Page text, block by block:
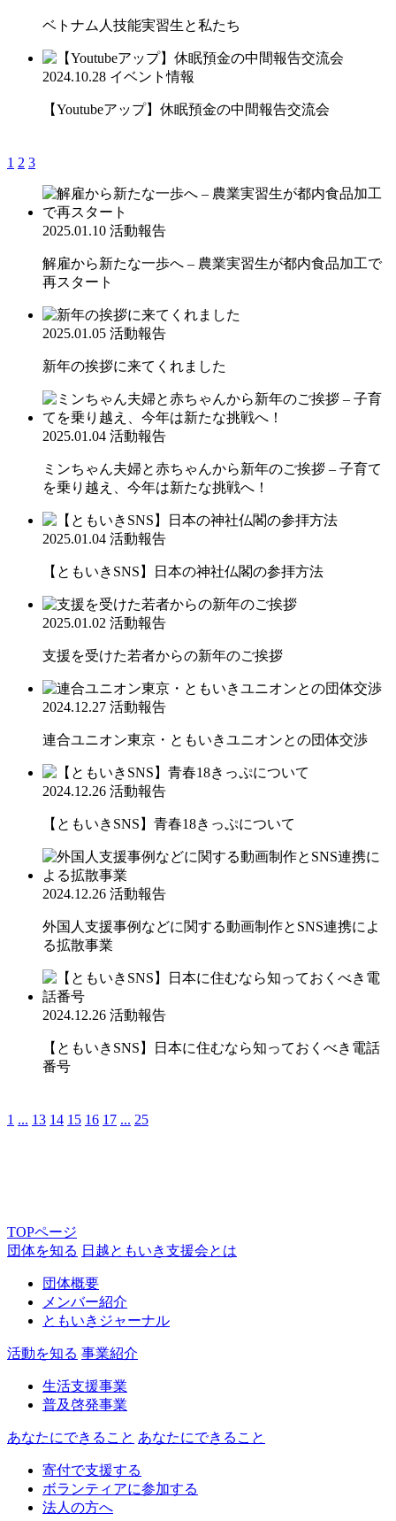
ベトナム人技能実習生と私たち
2024.10.28 イベント情報
【Youtubeアップ】休眠預金の中間報告交流会
1 2 3
2025.01.10 活動報告
解雇から新たな一歩へ – 農業実習生が都内食品加工で
再スタート
2025.01.05 活動報告
新年の挨拶に来てくれました
2025.01.04 活動報告
ミンちゃん夫婦と赤ちゃんから新年のご挨拶 – 子育て
を乗り越え、今年は新たな挑戦へ！
2025.01.04 活動報告
【ともいきSNS】日本の神社仏閣の参拝方法
2025.01.02 活動報告
支援を受けた若者からの新年のご挨拶
2024.12.27 活動報告
連合ユニオン東京・ともいきユニオンとの団体交渉
2024.12.26 活動報告
【ともいきSNS】青春18きっぷについて
2024.12.26 活動報告
外国人支援事例などに関する動画制作とSNS連携によ
る拡散事業
2024.12.26 活動報告
【ともいきSNS】日本に住むなら知っておくべき電話
番号
1 ... 13 14 15 16 17 ... 25
TOPページ
団体を知る 日越ともいき支援会とは
団体概要
メンバー紹介
ともいきジャーナル
活動を知る 事業紹介
生活支援事業
普及啓発事業
あなたにできること あなたにできること
寄付で支援する
ボランティアに参加する
法人の方へ